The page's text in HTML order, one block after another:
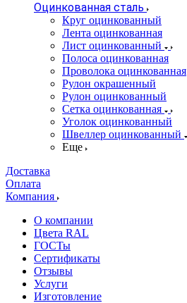
Оцинкованная сталь
Круг оцинкованный
Лента оцинкованная
Лист оцинкованный
Полоса оцинкованная
Проволока оцинкованная
Рулон окрашенный
Рулон оцинкованный
Сетка оцинкованная
Уголок оцинкованный
Швеллер оцинкованный
Еще
Доставка
Оплата
Компания
О компании
Цвета RAL
ГОСТы
Сертификаты
Отзывы
Услуги
Изготовление